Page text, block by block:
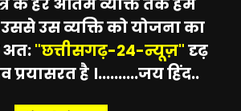
उस व्यक्ति को योजना का
"छत्तीसगढ़-24-न्यूज़"दृढ़
है ।..........जय हिंद..